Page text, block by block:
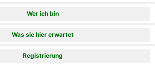
Wer ich bin
Was sie hier erwartet
Registrierung